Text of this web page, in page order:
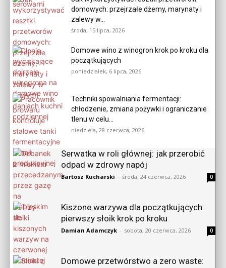
domowych: przejrzałe dżemy, marynaty i
zalewy w...
środa, 15 lipca, 2026
Domowe wino z winogron krok po kroku dla
początkujących
poniedziałek, 6 lipca, 2026
Techniki spowalniania fermentacji:
chłodzenie, zmiana pożywki i ograniczanie
tlenu w celu...
niedziela, 28 czerwca, 2026
Serwatka w roli głównej: jak przerobić
odpad w zdrowy napój
Bartosz Kucharski - środa, 24 czerwca, 2026 0
Kiszone warzywa dla początkujących:
pierwszy słoik krok po kroku
Damian Adamczyk - sobota, 20 czerwca, 2026 0
Domowe przetwórstwo a zero waste: